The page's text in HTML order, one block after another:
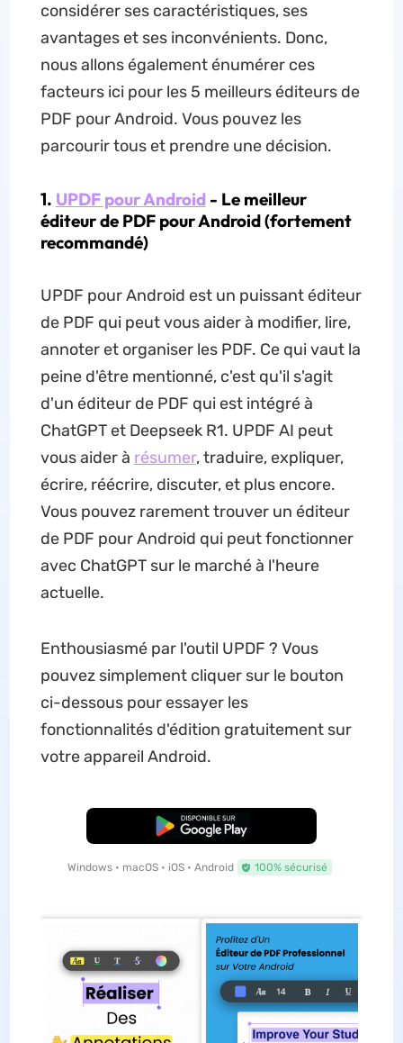
considérer ses caractéristiques, ses
avantages et ses inconvénients. Donc,
nous allons également énumérer ces
facteurs ici pour les 5 meilleurs éditeurs de
PDF pour Android. Vous pouvez les
parcourir tous et prendre une décision.
1. UPDF pour Android- Le meilleur
éditeur de PDF pour Android (fortement
recommandé)
UPDF pour Android est un puissant éditeur
de PDF qui peut vous aider à modifier, lire,
annoter et organiser les PDF. Ce qui vaut la
peine d'être mentionné, c'est qu'il s'agit
d'un éditeur de PDF qui est intégré à
ChatGPT et Deepseek R1. UPDF AI peut
vous aider à résumer, traduire, expliquer,
écrire, réécrire, discuter, et plus encore.
Vous pouvez rarement trouver un éditeur
de PDF pour Android qui peut fonctionner
avec ChatGPT sur le marché à l'heure
actuelle.
Enthousiasmé par l'outil UPDF ? Vous
pouvez simplement cliquer sur le bouton
ci-dessous pour essayer les
fonctionnalités d'édition gratuitement sur
votre appareil Android.
TÉLÉCHARGER
Windows • macOS • iOS • Android 100% sécurisé